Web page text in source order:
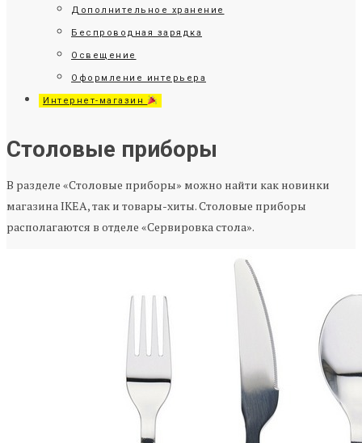
Дополнительное хранение
Беспроводная зарядка
Освещение
Оформление интерьера
Интернет-магазин
Столовые приборы
В разделе «Столовые приборы» можно найти как новинки
магазина IKEA, так и товары-хиты. Столовые приборы
располагаются в отделе «Сервировка стола».